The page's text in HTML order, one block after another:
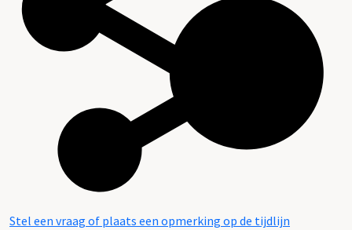
Stel een vraag of plaats een opmerking op de tijdlijn